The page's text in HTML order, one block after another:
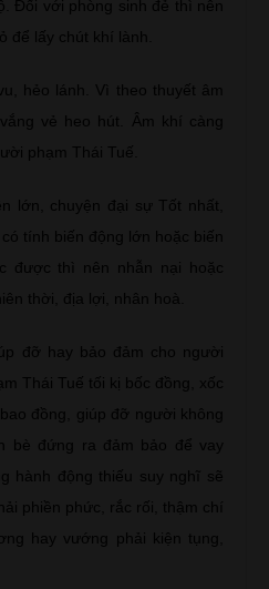
Đối với phòng sinh đẻ thì nên
để lấy chút khí lành.
hẻo lánh. Vì theo thuyết âm
vẻ heo hút. Âm khí càng
phạm Thái Tuế.
lớn, chuyện đại sự Tốt nhất,
tính biến động lớn hoặc biến
được thì nên nhẫn nại hoặc
thời, địa lợi, nhân hoà.
đỡ hay bảo đảm cho người
Thái Tuế tối kị bốc đồng, xốc
đồng, giúp đỡ người không
bè đứng ra đảm bảo để vay
hành động thiếu suy nghĩ sẽ
phiền phức, rắc rối, thậm chí
hay vướng phải kiện tụng,